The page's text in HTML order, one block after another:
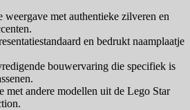
weergave met authentieke zilveren en
en bedrukt naamplaatje
bouwervaring die specifiek is
met andere modellen uit de Lego Star